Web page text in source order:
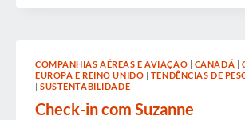
COMPANHIAS AÉREAS E AVIAÇÃO | CANADÁ |
EUROPA E REINO UNIDO | TENDÊNCIAS DE
|SUSTENTABILIDADE
Check-in com Suzanne